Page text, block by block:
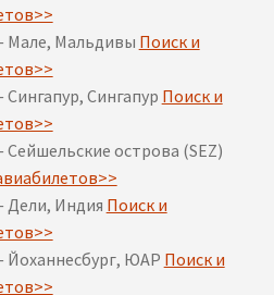
Мале, Мальдивы Поиск и
Сингапур Поиск и
острова (SEZ)
Дели, Индия Поиск и
Йоханнесбург, ЮАР Поиск и